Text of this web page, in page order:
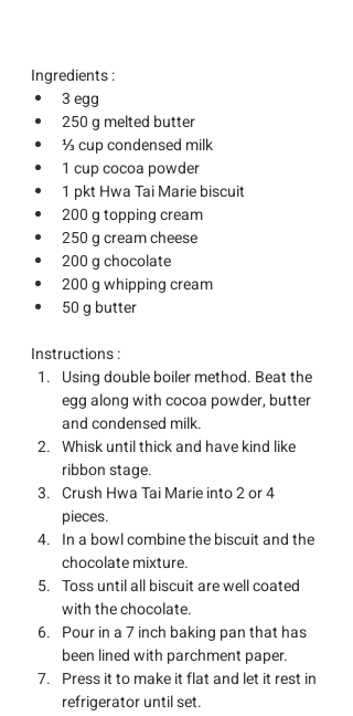
Ingredients :
3 egg
250 g melted butter
⅓ cup condensed milk
1 cup cocoa powder
1 pkt Hwa Tai Marie biscuit
200 g topping cream
250 g cream cheese
200 g chocolate
200 g whipping cream
50 g butter
Instructions :
Using double boiler method. Beat the
egg along with cocoa powder, butter
and condensed milk.
Whisk until thick and have kind like
ribbon stage.
Crush Hwa Tai Marie into 2 or 4
pieces.
In a bowl combine the biscuit and the
chocolate mixture.
Toss until all biscuit are well coated
with the chocolate.
Pour in a 7 inch baking pan that has
been lined with parchment paper.
Press it to make it flat and let it rest in
refrigerator until set.